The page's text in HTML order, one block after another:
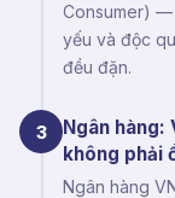
Consumer) —
yếu và độc
đều đặn.
3
Ngân
không phải
Ngân hàng